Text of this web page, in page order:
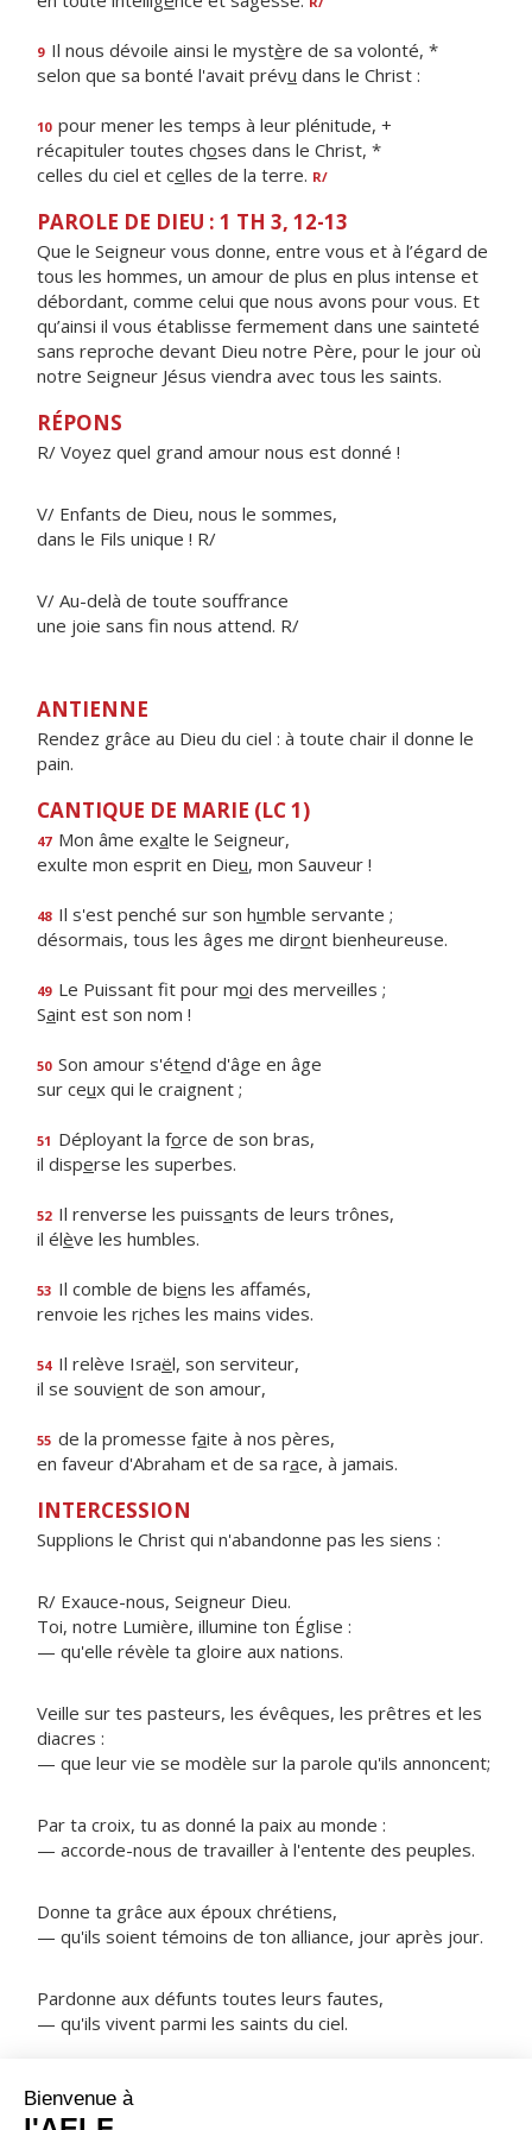
9 Il nous dévoile ainsi le mystère de sa volonté, *
selon que sa bonté l'avait prévu dans le Christ :
10 pour mener les temps à leur plénitude, +
récapituler toutes choses dans le Christ, *
celles du ciel et celles de la terre. R/
PAROLE DE DIEU : 1 TH 3, 12-13
Que le Seigneur vous donne, entre vous et à l’égard de
tous les hommes, un amour de plus en plus intense et
débordant, comme celui que nous avons pour vous. Et
qu’ainsi il vous établisse fermement dans une sainteté
sans reproche devant Dieu notre Père, pour le jour où
notre Seigneur Jésus viendra avec tous les saints.
RÉPONS
R/ Voyez quel grand amour nous est donné !
V/ Enfants de Dieu, nous le sommes,
dans le Fils unique ! R/
V/ Au-delà de toute souffrance
une joie sans fin nous attend. R/
ANTIENNE
Rendez grâce au Dieu du ciel : à toute chair il donne le
pain.
CANTIQUE DE MARIE (LC 1)
47 Mon âme exalte le Seigneur,
exulte mon esprit en Dieu, mon Sauveur !
48 Il s'est penché sur son humble servante ;
désormais, tous les âges me diront bienheureuse.
49 Le Puissant fit pour moi des merveilles ;
Saint est son nom !
50 Son amour s'étend d'âge en âge
sur ceux qui le craignent ;
51 Déployant la force de son bras,
il disperse les superbes.
52 Il renverse les puissants de leurs trônes,
il élève les humbles.
53 Il comble de biens les affamés,
renvoie les riches les mains vides.
54 Il relève Israël, son serviteur,
il se souvient de son amour,
55 de la promesse faite à nos pères,
en faveur d'Abraham et de sa race, à jamais.
INTERCESSION
Supplions le Christ qui n'abandonne pas les siens :
R/ Exauce-nous, Seigneur Dieu.
Toi, notre Lumière, illumine ton Église :
— qu'elle révèle ta gloire aux nations.
Veille sur tes pasteurs, les évêques, les prêtres et les
diacres :
— que leur vie se modèle sur la parole qu'ils annoncent;
Par ta croix, tu as donné la paix au monde :
— accorde-nous de travailler à l'entente des peuples.
Donne ta grâce aux époux chrétiens,
— qu'ils soient témoins de ton alliance, jour après jour.
Pardonne aux défunts toutes leurs fautes,
— qu'ils vivent parmi les saints du ciel.
NOTRE PÈRE